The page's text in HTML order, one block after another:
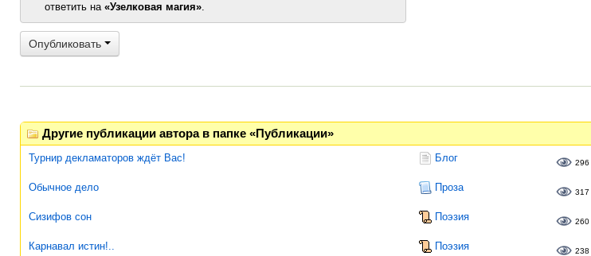
ответить на «Узелковая магия».
Опубликовать
Другие публикации автора в папке «Публикации»
Турнир декламаторов ждёт Вас! Блог 296
Обычное дело Проза 317
Сизифов сон Поэзия 260
Карнавал истин!.. Поэзия 238